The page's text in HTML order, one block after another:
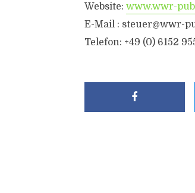
Website: www.wwr-
E-Mail : steuer@wwr-
Telefon: +49 (0) 6152